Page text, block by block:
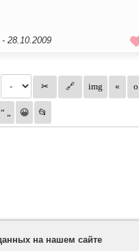
- 28.10.2009
на нашем сайте